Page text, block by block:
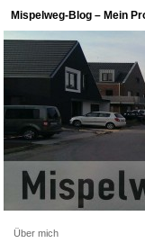
Mispelweg-Blog – Mein
Über mich